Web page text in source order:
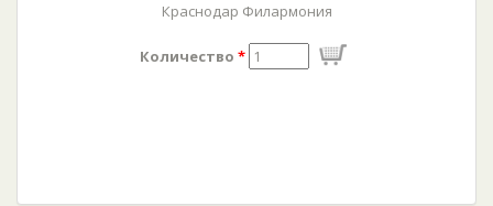
Краснодар Филармония
Количество *